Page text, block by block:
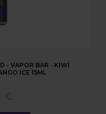
- VAPOR BAR - KIWI
ICE 15ML
€